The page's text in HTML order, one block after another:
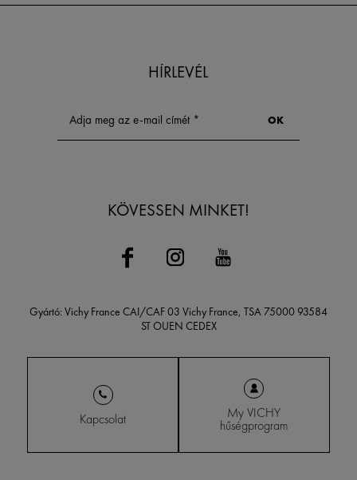
HÍRLEVÉL
KÖVESSEN MINKET!
Gyártó: Vichy France CAI/CAF 03 Vichy France, TSA 75000 93584
ST OUEN CEDEX
Kapcsolat My VICHY
hűségprogram